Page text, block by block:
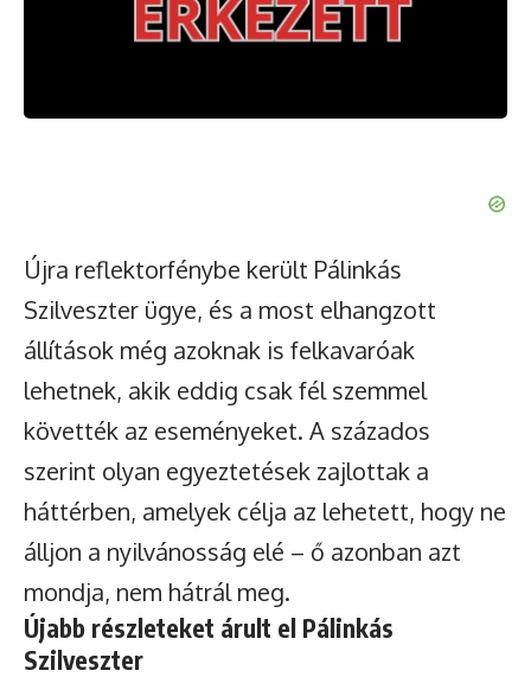
Újra reflektorfénybe került Pálinkás
Szilveszter ügye, és a most elhangzott
állítások még azoknak is felkavaróak
lehetnek, akik eddig csak fél szemmel
követték az eseményeket. A százados
szerint olyan egyeztetések zajlottak a
háttérben, amelyek célja az lehetett, hogy ne
álljon a nyilvánosság elé – ő azonban azt
mondja, nem hátrál meg.
Újabb részleteket árult el Pálinkás
Szilveszter